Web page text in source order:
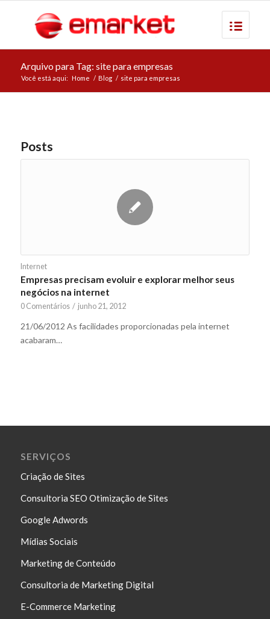
Arquivo para Tag: site para empresas
Você está aqui: Home / Blog / site para empresas
Posts
Internet
Empresas precisam evoluir e explorar melhor seus
negócios na internet
0 Comentários / junho 21, 2012
21/06/2012 As facilidades proporcionadas pela internet
acabaram…
SERVIÇOS
Criação de Sites
Consultoria SEO Otimização de Sites
Google Adwords
Mídias Sociais
Marketing de Conteúdo
Consultoria de Marketing Digital
E-Commerce Marketing